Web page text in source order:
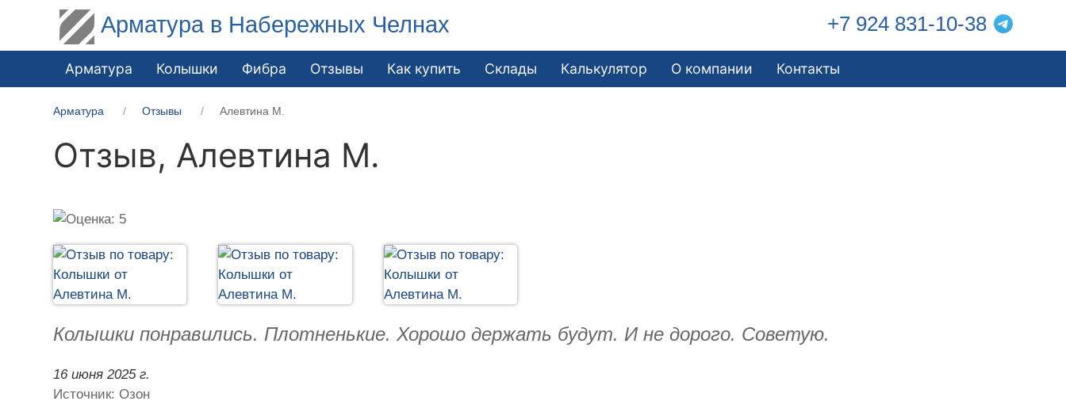
Арматура в Набережных Челнах +7 924 831-10-38
Арматура Колышки Фибра Отзывы Как купить Склады Калькулятор О компании Контакты
Арматура Отзывы Алевтина М.
Отзыв, Алевтина М.
Колышки понравились. Плотненькие. Хорошо держать будут. И не дорого. Советую.
16 июня 2025 г.
Источник: Озон